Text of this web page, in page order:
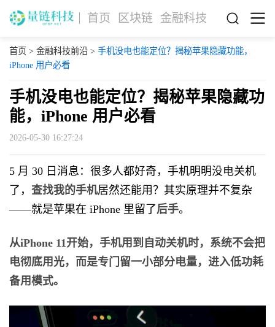
首页 区块链 金融科技
首页 > 金融科技前沿> 手机没电也能定位？揭秘苹果隐藏功能，
iPhone 用户必看
手机没电也能定位？揭秘苹果隐藏功
能，iPhone 用户必看
2026-05-30 16:27:24
5 月 30 日消息：很多人都好奇，手机明明没电关机
了， 查找我的手机居然还能用？其实原理并不复杂
——就是苹果在 iPhone 里留了后手。
从iPhone 11开始，手机用到自动关机时，系统不会把
电彻底用光，而是专门留一小部分电量，进入低功耗
备用模式。